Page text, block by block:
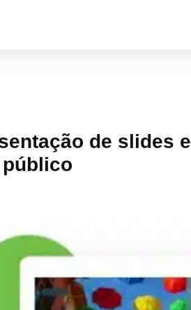
de slides e